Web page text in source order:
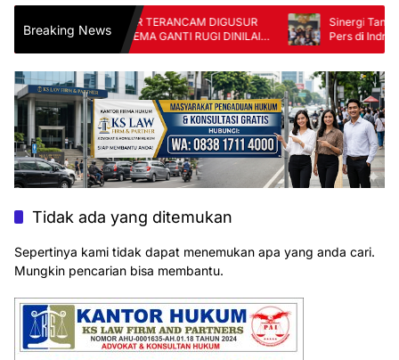
Breaking News
140 KK DI CIANJUR TERANCAM DIGUSUR
DEMI WISATA, SKEMA GANTI RUGI DINILAI
TAK ADIL
Sinergi Tanpa
Pers di Indramayu
FKJI
Tidak ada yang ditemukan
Sepertinya kami tidak dapat menemukan apa yang anda cari.
Mungkin pencarian bisa membantu.